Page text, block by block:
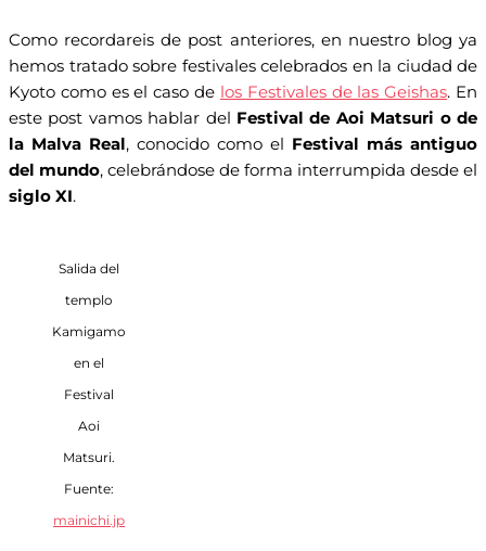
Como recordareis de post anteriores, en nuestro blog ya
hemos tratado sobre festivales celebrados en la ciudad de
Kyoto como es el caso de los Festivales de las Geishas. En
este post vamos hablar del Festival de Aoi Matsuri o de
la Malva Real, conocido como el Festival más antiguo
del mundo, celebrándose de forma interrumpida desde el
siglo XI.
Salida del
templo
Kamigamo
en el
Festival
Aoi
Matsuri.
Fuente:
mainichi.jp